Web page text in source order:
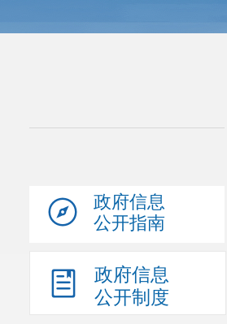
政府信息
公开指南
政府信息
公开制度